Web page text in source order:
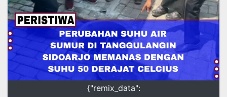
{"remix_data":